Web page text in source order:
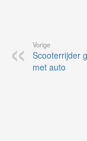
Vorige
Scooterrijder
met auto